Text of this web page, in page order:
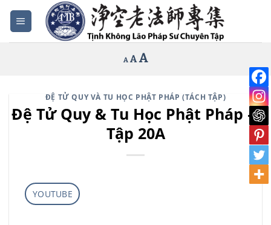
Bỏ
qua
nội
A Decrease
size.
A Reset
size.
A
size.
ĐỆ TỬ QUY VÀ TU HỌC PHẬT PHÁP (TÁCH TẬP)
Đệ Tử Quy & Tu Học Phật Pháp –
Tập 20A
YOUTUBE